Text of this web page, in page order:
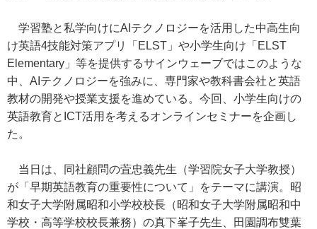
学習塾と私学向けにAIテクノロジーを活用した中高生向
け英語4技能対策アプリ「ELST」や小学生向け「ELST
Elementary」等を提供するサインウェーブではこのような
中、AIテクノロジーを強みに、専門家や教科書会社と英語
教材の開発や授業支援を進めている。今回、小学生向けの
英語教育とICT活用を考えるオンラインセミナーを企画し
た。
当日は、同社顧問の萓忠義先生（学習院女子大学教授）
が「早期英語教育の重要性について」をテーマに講演。昭
和女子大学附属昭和小学校校長（昭和女子大学附属昭和中
学校・高等学校校長兼務）の真下峯子先生、田園調布雙葉